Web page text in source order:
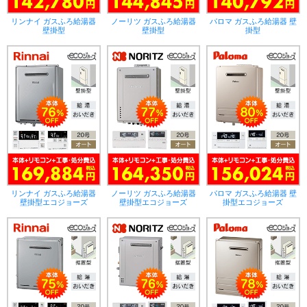
リンナイ ガスふろ給湯器
壁掛型
ノーリツ ガスふろ給湯器
壁掛型
パロマ ガスふろ給湯器 壁
掛型
リンナイ ガスふろ給湯器
壁掛型エコジョーズ
ノーリツ ガスふろ給湯器
壁掛型エコジョーズ
パロマ ガスふろ給湯器 壁
掛型エコジョーズ